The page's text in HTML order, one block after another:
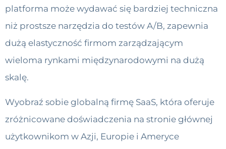
platforma może wydawać się bardziej techniczna
niż prostsze narzędzia do testów A/B, zapewnia
dużą elastyczność firmom zarządzającym
wieloma rynkami międzynarodowymi na dużą
skalę.
Wyobraź sobie globalną firmę SaaS, która oferuje
zróżnicowane doświadczenia na stronie głównej
użytkownikom w Azji, Europie i Ameryce